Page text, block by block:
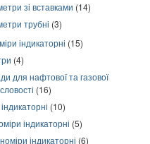
зі вставками (14)
трубні (3)
індикаторні (15)
(4)
для нафтової та газової
(16)
(10)
індикаторні (5)
індикаторні (6)